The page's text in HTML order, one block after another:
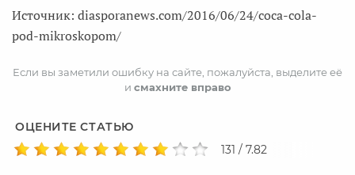
Источник: diasporanews.com/2016/06/24/coca-cola-
pod-mikroskopom/
Если вы заметили ошибку на сайте, пожалуйста, выделите её
и смахните вправо
ОЦЕНИТЕ СТАТЬЮ
131 / 7.82